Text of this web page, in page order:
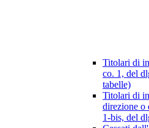
Titolari di
co. 1, del
tabelle)
Titolari di
direzione o
1-bis, del